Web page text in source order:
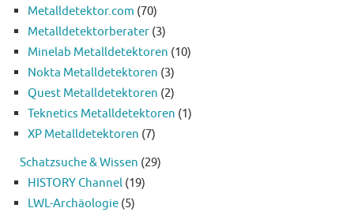
Metalldetektor.com (70)
Metalldetektorberater (3)
Minelab Metalldetektoren (10)
Nokta Metalldetektoren (3)
Quest Metalldetektoren (2)
Teknetics Metalldetektoren (1)
XP Metalldetektoren (7)
Schatzsuche & Wissen (29)
HISTORY Channel (19)
LWL-Archäologie (5)